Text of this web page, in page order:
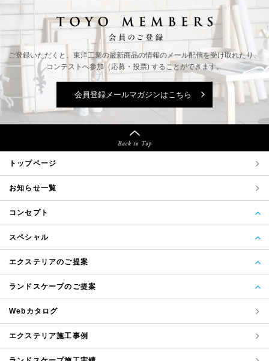
ご登録いただくと、東洋工業の最新商品の情報のメール配信を受け取れたり、
コンテストへ参加（応募・投票) することができます。
会員登録メールマガジンはこちら
トップページ
お知らせ一覧
コンセプト
スペシャル
エクステリアのご提案
ランドスケープのご提案
Webカタログ
エクステリア施工事例